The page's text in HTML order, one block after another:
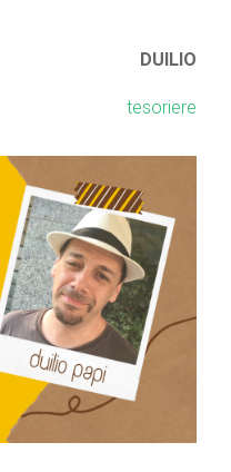
DUILIO
tesoriere